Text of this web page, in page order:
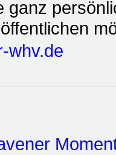
ganz
whv.de